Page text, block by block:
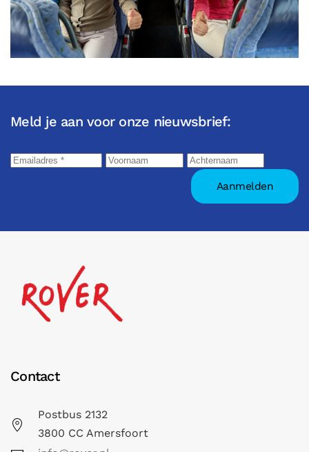
Meld je aan voor onze nieuwsbrief:
Contact
Postbus 2132
3800 CC Amersfoort